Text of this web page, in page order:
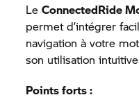
LeConnectedRide
permet d’intégrer
navigation à votre
son utilisation
Points forts :